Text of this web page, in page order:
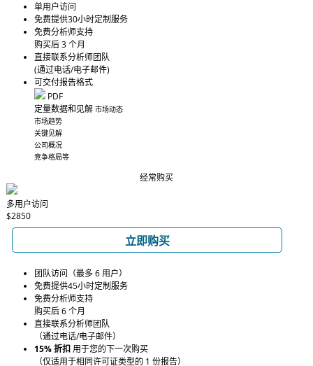
单用户访问
免费提供30小时定制服务
免费分析师支持
购买后 3 个月
直接联系分析师团队
(通过电话/电子邮件)
可交付报告格式
PDF
定量数据和见解 市场动态
市场趋势
关键见解
公司概况
竞争格局等
经常购买
多用户访问
$2850
立即购买
团队访问（最多 6 用户）
免费提供45小时定制服务
免费分析师支持
购买后 6 个月
直接联系分析师团队
（通过电话/电子邮件）
15% 折扣用于您的下一次购买
（仅适用于相同许可证类型的 1 份报告）